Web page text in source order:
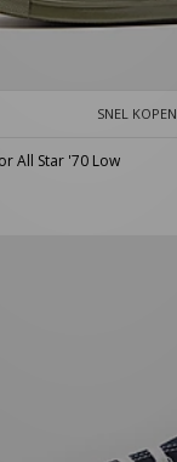
SNEL KOPEN
All Star '70 Low